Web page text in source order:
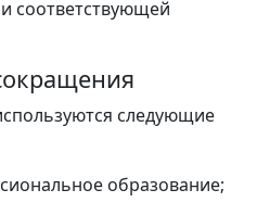
соответствующей
следующие
образование;